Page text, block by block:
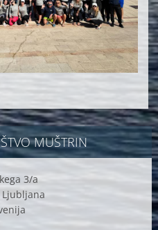
MUŠTRIN
3/a
Ljubljana